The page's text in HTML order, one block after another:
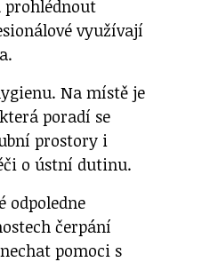
prohlédnout
využívají
Na místě je
poradí se
prostory i
o ústní dutinu.
odpoledne
čerpání
pomoci s